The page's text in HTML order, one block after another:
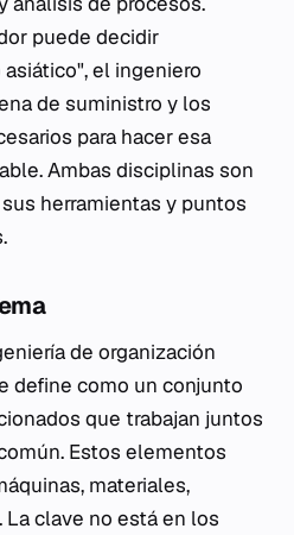
puede decidir
el ingeniero
de suministro y los
para hacer esa
Ambas disciplinas son
herramientas y puntos
de organización
define como un conjunto
que trabajan juntos
Estos elementos
materiales,
clave no está en los